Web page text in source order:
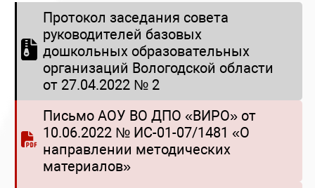
Протокол заседания совета
руководителей базовых
дошкольных образовательных
организаций Вологодской области
от 27.04.2022 № 2
Письмо АОУ ВО ДПО «ВИРО» от
10.06.2022 № ИС-01-07/1481 «О
направлении методических
материалов»